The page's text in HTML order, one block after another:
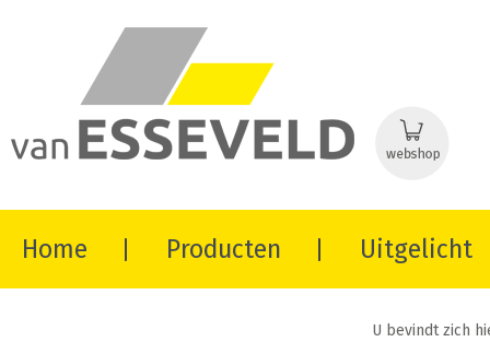
Home Producten Uitgelicht
U bevindt zich